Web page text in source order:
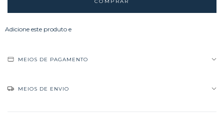
Adicione este produto e
MEIOS DE PAGAMENTO
MEIOS DE ENVIO